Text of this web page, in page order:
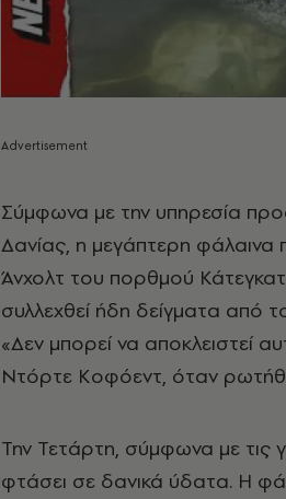
Σύμφωνα με την υπηρεσία
Δανίας, η μεγάπτερη φάλαινα
Άνχολτ του πορθμού
συλλεχθεί ήδη δείγματα από
«Δεν μπορεί να αποκλειστεί
Ντόρτε Κοφόεντ, όταν
Την Τετάρτη, σύμφωνα με τις
φτάσει σε δανικά ύδατα. Η